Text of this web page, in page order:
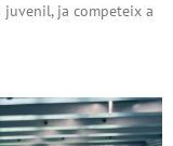
ja competeix a